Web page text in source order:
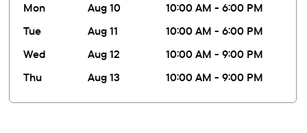
mon
Aug 10
10:00 AM - 6:00 PM
tue
Aug 11
10:00 AM - 6:00 PM
wed
Aug 12
10:00 AM - 9:00 PM
thu
Aug 13 10:00 AM - 9:00 PM